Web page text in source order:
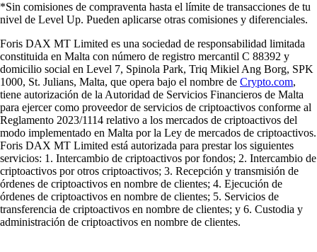
*Sin comisiones de compraventa hasta el límite de transacciones de tu
nivel de Level Up. Pueden aplicarse otras comisiones y diferenciales.
Foris DAX MT Limited es una sociedad de responsabilidad limitada
constituida en Malta con número de registro mercantil C 88392 y
domicilio social en Level 7, Spinola Park, Triq Mikiel Ang Borg, SPK
1000, St. Julians, Malta, que opera bajo el nombre de Crypto.com,
tiene autorización de la Autoridad de Servicios Financieros de Malta
para ejercer como proveedor de servicios de criptoactivos conforme al
Reglamento 2023/1114 relativo a los mercados de criptoactivos del
modo implementado en Malta por la Ley de mercados de criptoactivos.
Foris DAX MT Limited está autorizada para prestar los siguientes
servicios: 1. Intercambio de criptoactivos por fondos; 2. Intercambio de
criptoactivos por otros criptoactivos; 3. Recepción y transmisión de
órdenes de criptoactivos en nombre de clientes; 4. Ejecución de
órdenes de criptoactivos en nombre de clientes; 5. Servicios de
transferencia de criptoactivos en nombre de clientes; y 6. Custodia y
administración de criptoactivos en nombre de clientes.